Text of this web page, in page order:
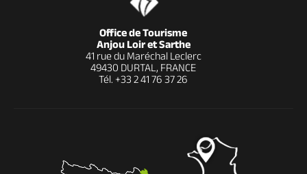
Office de Tourisme
Anjou Loir et Sarthe
41 rue du Maréchal Leclerc
49430 DURTAL, FRANCE
Tél. +33 2 41 76 37 26